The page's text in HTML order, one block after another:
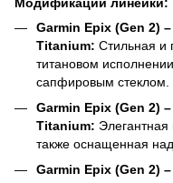
Garmin Epix (Gen 2)
Titanium: Стильная и
титановом
сапфировым стеклом.
Garmin Epix (Gen 2)
Titanium: Элегантная
также оснащенная
Garmin Epix (Gen 2)